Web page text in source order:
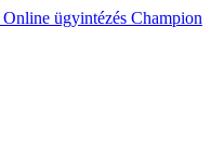
Online ügyintézés Champion